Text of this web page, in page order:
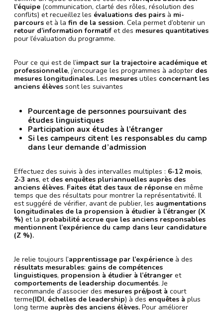
l’équipe (communication, clarté des rôles, résolution des
conflits) et recueillez les évaluations des pairs à mi-
parcours et à la fin de la session. Cela permet d’obtenir un
retour d’information formatif et des mesures quantitatives
pour l’évaluation du programme.
Pour ce qui est de l’impact sur la trajectoire académique et
professionnelle, j’encourage les programmes à adopter des
mesures longitudinales. Les mesures utiles concernant les
anciens élèves sont les suivantes
Pourcentage de personnes poursuivant des
études linguistiques
Participation aux études à l’étranger
Si les campeurs citent les responsables du camp
dans leur demande d’admission
Effectuez des suivis à des intervalles multiples : 6-12 mois,
2-3 ans, et des enquêtes pluriannuelles auprès des
anciens élèves. Faites état des taux de réponse en même
temps que des résultats pour montrer la représentativité. Il
est suggéré de vérifier, avant de publier, les augmentations
longitudinales de la propension à étudier à l’étranger (X
%) et la probabilité accrue que les anciens responsables
mentionnent l’expérience du camp dans leur candidature
(Z %).
Je relie toujours l’apprentissage par l’expérience à des
résultats mesurables: gains de compétences
linguistiques, propension à étudier à l’étranger et
comportements de leadership documentés. Je
recommande d’associer des mesures pré/post à court
terme(IDI, échelles de leadership) à des enquêtes à plus
long terme auprès des anciens élèves. Pour améliorer